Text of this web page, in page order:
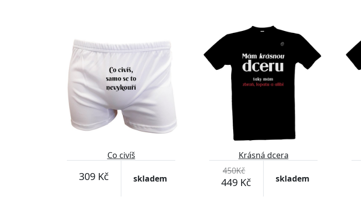
Co civíš
309 Kč skladem
Krásná dcera
450Kč
449 Kč skladem